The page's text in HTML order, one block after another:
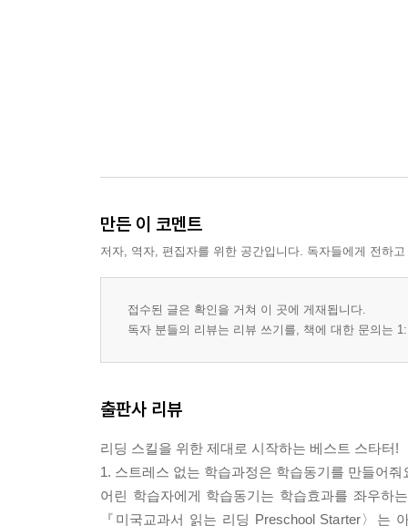
만든 이 코멘트
저자, 역자, 편집자를 위한 공간입니다. 독자들에게 전하
접수된 글은 확인을 거쳐 이 곳에 게재됩니다.
독자 분들의 리뷰는 리뷰 쓰기를, 책에 대한 문의는
출판사 리뷰
리딩 스킬을 위한 제대로 시작하는 베스트 스타터!
1. 스트레스 없는 학습과정은 학습동기를 만들어줘
어린 학습자에게 학습동기는 학습효과를 좌우하
『미국교과서 읽는 리딩 Preschool Starter〉는